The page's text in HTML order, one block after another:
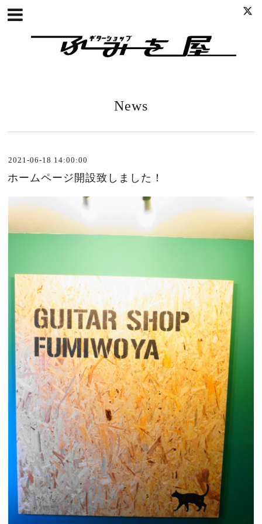
News
2021-06-18 14:00:00
ホームページ開設致しました！